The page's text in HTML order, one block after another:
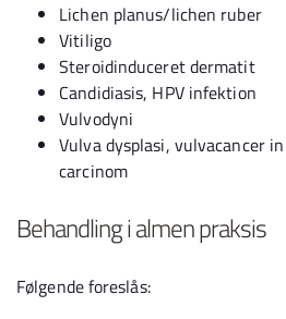
Lichen planus/lichen ruber
Vitiligo
Steroidinduceret dermatit
Candidiasis, HPV infektion
Vulvodyni
Vulva dysplasi, vulvacancer
carcinom
Behandling i almen praksis
Følgende foreslås: